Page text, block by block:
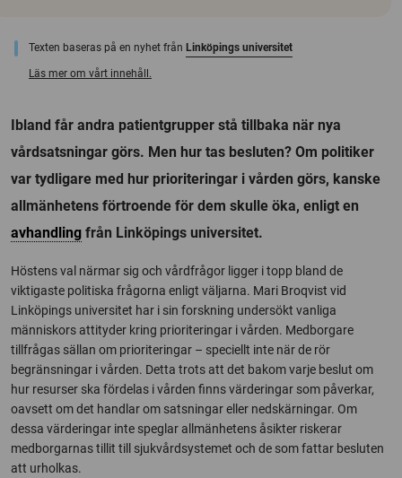
Texten baseras på en nyhet från Linköpings universitet
Läs mer om vårt innehåll.
Ibland får andra patientgrupper stå tillbaka när nya
vårdsatsningar görs. Men hur tas besluten? Om politiker
var tydligare med hur prioriteringar i vården görs, kanske
allmänhetens förtroende för dem skulle öka, enligt en
avhandling från Linköpings universitet.
Höstens val närmar sig och vårdfrågor ligger i topp bland de
viktigaste politiska frågorna enligt väljarna. Mari Broqvist vid
Linköpings universitet har i sin forskning undersökt vanliga
människors attityder kring prioriteringar i vården. Medborgare
tillfrågas sällan om prioriteringar – speciellt inte när de rör
begränsningar i vården. Detta trots att det bakom varje beslut om
hur resurser ska fördelas i vården finns värderingar som påverkar,
oavsett om det handlar om satsningar eller nedskärningar. Om
dessa värderingar inte speglar allmänhetens åsikter riskerar
medborgarnas tillit till sjukvårdsystemet och de som fattar besluten
att urholkas.